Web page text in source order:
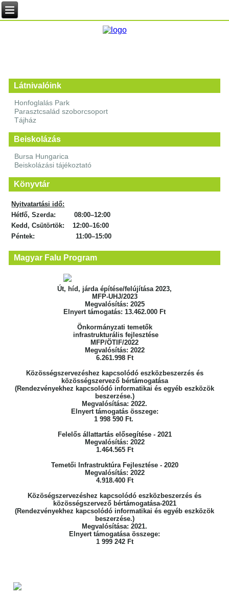
Látnivalóink
Honfoglalás Park
Parasztcsalád szoborcsoport
Tájház
Beiskolázás
Bursa Hungarica
Beiskolázási tájékoztató
Könyvtár
Nyitvatartási idő:
Hétfő, Szerda: 08:00–12:00
Kedd, Csütörtök: 12:00–16:00
Péntek: 11:00–15:00
Magyar Falu Program
Út, híd, járda építése/felújítása 2023,
MFP-UHJ/2023
Megvalósítás: 2025
Elnyert támogatás: 13.462.000 Ft
Önkormányzati temetők
infrastrukturális fejlesztése
MFP/ÖTIF/2022
Megvalósítás: 2022
6.261.998 Ft
Közösségszervezéshez kapcsolódó eszközbeszerzés és
közösségszervező bértámogatása
(Rendezvényekhez kapcsolódó informatikai és egyéb eszközök
beszerzése.)
Megvalósítása: 2022.
Elnyert támogatás összege:
1 998 590 Ft.
Felelős állattartás elősegítése - 2021
Megvalósítás: 2022
1.464.565 Ft
Temetői Infrastruktúra Fejlesztése - 2020
Megvalósítás: 2022
4.918.400 Ft
Közöségszervezéshez kapcsolódó eszközbeszerzés és
közösségszervező bértámogatása-2021
(Rendezvényekhez kapcsolódó informatikai és egyéb eszközök
beszerzése.)
Megvalósítása: 2021.
Elnyert támogatása összege:
1 999 242 Ft